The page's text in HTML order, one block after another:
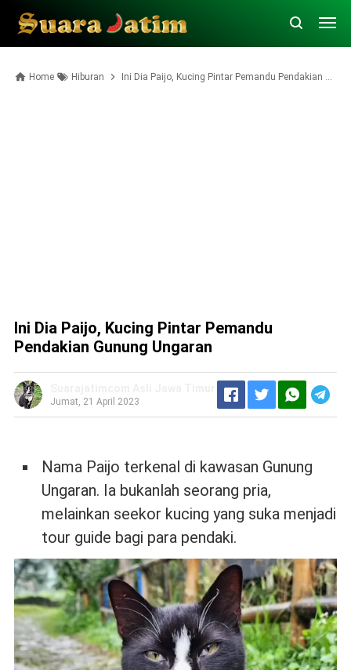
Home Hiburan Ini Dia Paijo, Kucing Pintar Pemandu Pendakian Gunung Ungaran
Ini Dia Paijo, Kucing Pintar Pemandu
Pendakian Gunung Ungaran
Jumat, 21 April 2023
Nama Paijo terkenal di kawasan Gunung
Ungaran. Ia bukanlah seorang pria,
melainkan seekor kucing yang suka menjadi
tour guide bagi para pendaki.